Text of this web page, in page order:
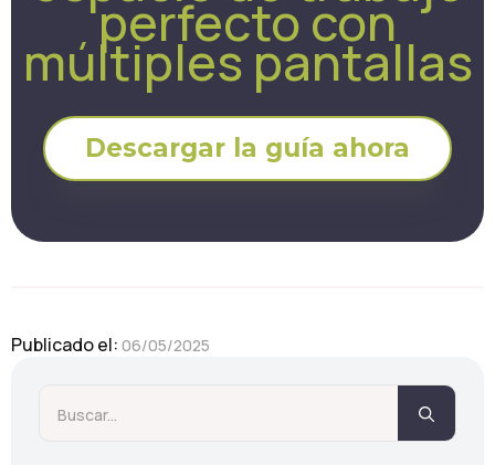
perfecto con
múltiples pantallas
Descargar la guía ahora
Publicado el: 06/05/2025